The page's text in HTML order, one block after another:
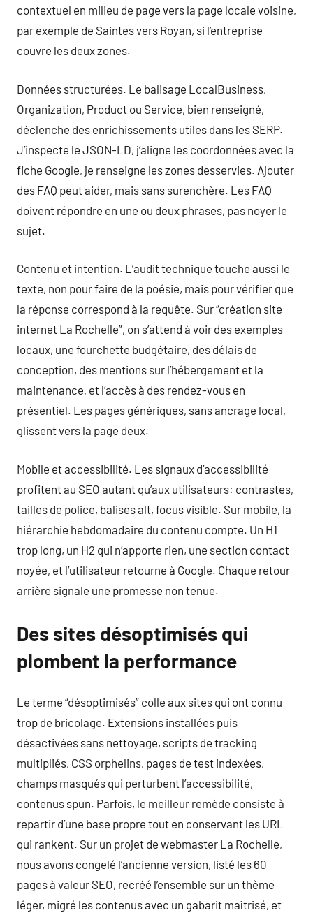
contextuel en milieu de page vers la page locale voisine,
par exemple de Saintes vers Royan, si l’entreprise
couvre les deux zones.
Données structurées. Le balisage LocalBusiness,
Organization, Product ou Service, bien renseigné,
déclenche des enrichissements utiles dans les SERP.
J’inspecte le JSON-LD, j’aligne les coordonnées avec la
fiche Google, je renseigne les zones desservies. Ajouter
des FAQ peut aider, mais sans surenchère. Les FAQ
doivent répondre en une ou deux phrases, pas noyer le
sujet.
Contenu et intention. L’audit technique touche aussi le
texte, non pour faire de la poésie, mais pour vérifier que
la réponse correspond à la requête. Sur “création site
internet La Rochelle”, on s’attend à voir des exemples
locaux, une fourchette budgétaire, des délais de
conception, des mentions sur l’hébergement et la
maintenance, et l’accès à des rendez-vous en
présentiel. Les pages génériques, sans ancrage local,
glissent vers la page deux.
Mobile et accessibilité. Les signaux d’accessibilité
profitent au SEO autant qu’aux utilisateurs: contrastes,
tailles de police, balises alt, focus visible. Sur mobile, la
hiérarchie hebdomadaire du contenu compte. Un H1
trop long, un H2 qui n’apporte rien, une section contact
noyée, et l’utilisateur retourne à Google. Chaque retour
arrière signale une promesse non tenue.
Des sites désoptimisés qui
plombent la performance
Le terme “désoptimisés” colle aux sites qui ont connu
trop de bricolage. Extensions installées puis
désactivées sans nettoyage, scripts de tracking
multipliés, CSS orphelins, pages de test indexées,
champs masqués qui perturbent l’accessibilité,
contenus spun. Parfois, le meilleur remède consiste à
repartir d’une base propre tout en conservant les URL
qui rankent. Sur un projet de webmaster La Rochelle,
nous avons congelé l’ancienne version, listé les 60
pages à valeur SEO, recréé l’ensemble sur un thème
léger, migré les contenus avec un gabarit maîtrisé, et